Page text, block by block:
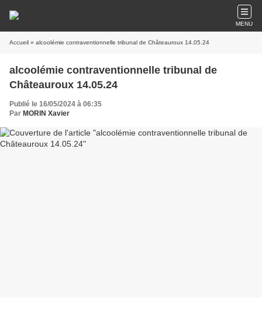
MENU
Accueil » alcoolémie contraventionnelle tribunal de Châteauroux 14.05.24
alcoolémie contraventionnelle tribunal de
Châteauroux 14.05.24
Publié le 16/05/2024 à 06:35
Par MORIN Xavier